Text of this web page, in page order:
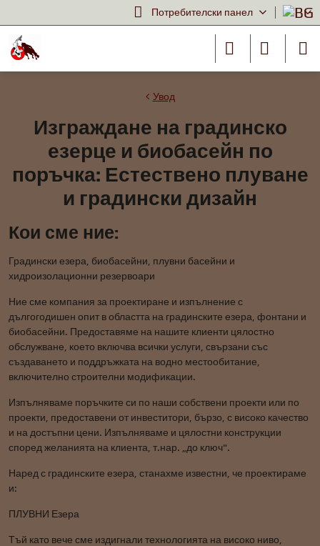
Потребителски панел
Увод
Изграждане на градинско
езерце и биобасейн по
поръчка: Естествено плуване
и градински дизайн
Кои сме ние:
Градински езера, биобасейни, плувни басейни и
хидроизолационни резервоари
Ние сме компания за проектиране и изпълнение с
дългогодишен опит в областта на градинските езера, фонтани и
биобасейни. Предоставяме на нашите клиенти цялостно
обслужване, което включва всички услуги, свързани със
създаването и поддръжката на водно местообитание,
включително строителни модификации.
Изпълняваме поръчките си по наши собствени проекти или по
проекти, предоставени от инвеститори, бързо, с високо качество
и на достъпни цени. Изпълняваме и цялостни конструкции
според желанията на клиента, т.нар. „до ключ".
Наред с градинските езера, станахме известни, че проектираме
и:
ПЛУВНИ Езера
Тъй като вече сме издигнали технологията на високо ниво,